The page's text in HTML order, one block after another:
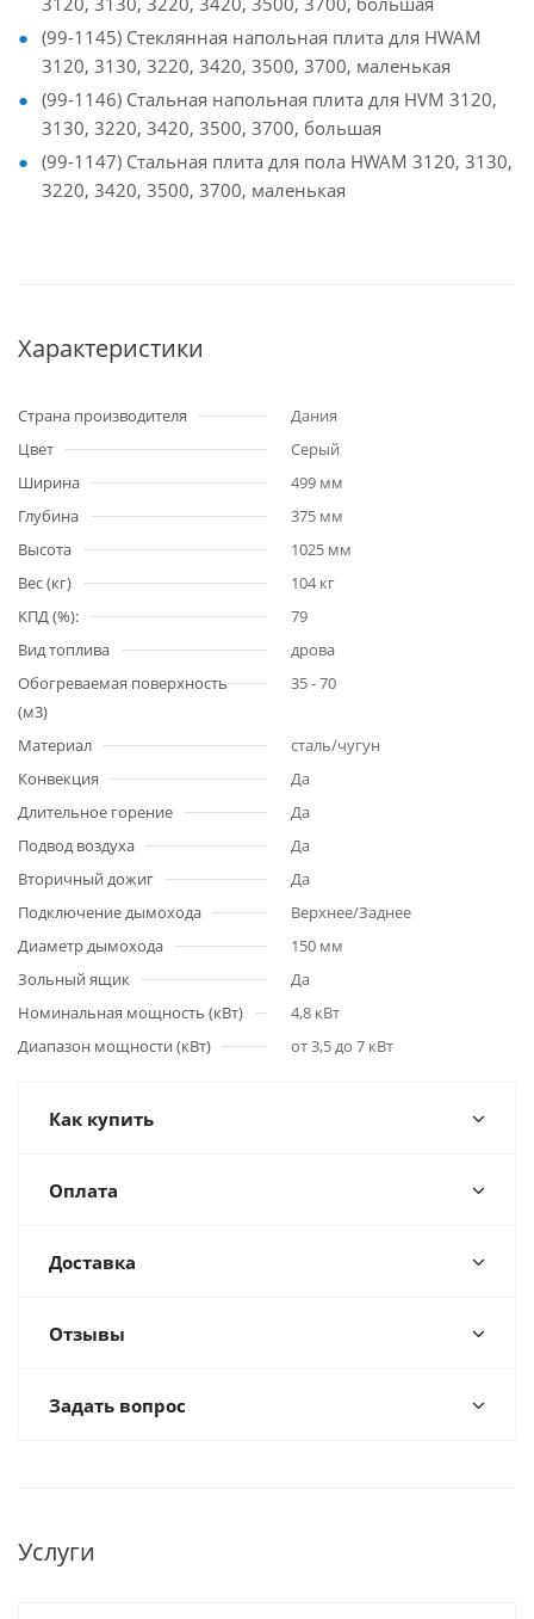
(99-1145) Стеклянная напольная плита для HWAM
3120, 3130, 3220, 3420, 3500, 3700, маленькая
(99-1146) Стальная напольная плита для HVM 3120,
3130, 3220, 3420, 3500, 3700, большая
(99-1147) Стальная плита для пола HWAM 3120, 3130,
3220, 3420, 3500, 3700, маленькая
Характеристики
Страна производителя
Дания
Цвет
Серый
Ширина
499 мм
Глубина
375 мм
Высота
1025 мм
Вес (кг)
104 кг
КПД (%):
79
Вид топлива
дрова
Обогреваемая поверхность
(м3)
35 - 70
Материал
сталь/чугун
Конвекция
Да
Длительное горение
Да
Подвод воздуха
Да
Вторичный дожиг
Да
Подключение дымохода
Верхнее/Заднее
Диаметр дымохода
150 мм
Зольный ящик
Да
Номинальная мощность (кВт)
4,8 кВт
Диапазон мощности (кВт)
от 3,5 до 7 кВт
Как купить
Оплата
Доставка
Отзывы
Задать вопрос
Услуги